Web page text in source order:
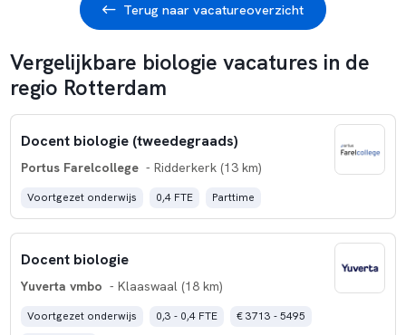
Terug naar vacatureoverzicht
Vergelijkbare biologie vacatures in de
regio Rotterdam
Docent biologie (tweedegraads)
Portus Farelcollege - Ridderkerk (13 km)
Voortgezet onderwijs 0,4 FTE Parttime
Docent biologie
Yuverta vmbo - Klaaswaal (18 km)
Voortgezet onderwijs 0,3 - 0,4 FTE
€ 3713 - 5495